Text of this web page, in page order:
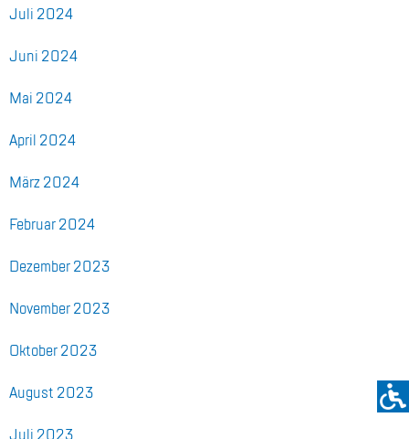
Juli 2024
Juni 2024
Mai 2024
April 2024
März 2024
Fe­bru­ar 2024
De­zem­ber 2023
No­vem­ber 2023
Ok­to­ber 2023
Au­gust 2023
Juli 2023